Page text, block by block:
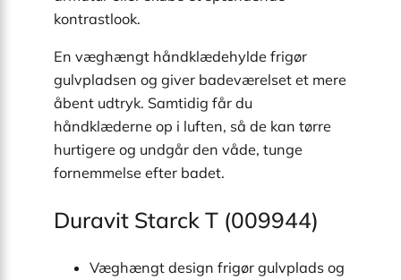
kontrastlook.
En væghængt håndklædehylde frigør
gulvpladsen og giver badeværelset et mere
åbent udtryk. Samtidig får du
håndklæderne op i luften, så de kan tørre
hurtigere og undgår den våde, tunge
fornemmelse efter badet.
Duravit Starck T (009944)
Væghængt design frigør gulvplads og